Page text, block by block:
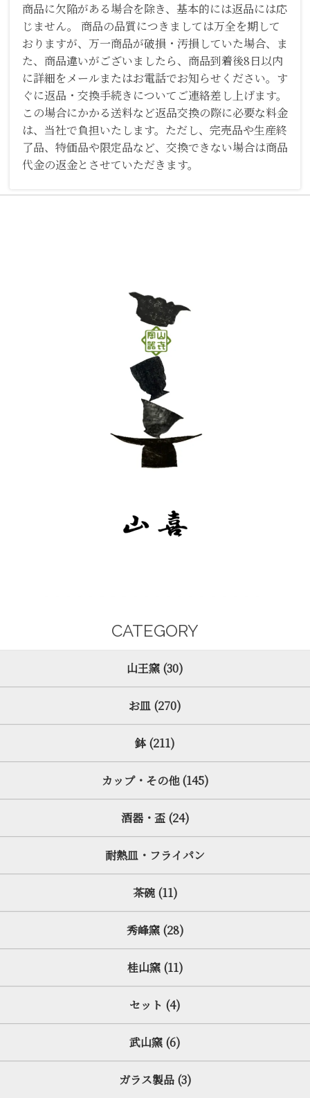
商品に欠陥がある場合を除き、基本的には返品には応
じません。 商品の品質につきましては万全を期して
おりますが、万一商品が破損・汚損していた場合、ま
た、商品違いがございましたら、商品到着後8日以内
に詳細をメールまたはお電話でお知らせください。す
ぐに返品・交換手続きについてご連絡差し上げます。
この場合にかかる送料など返品交換の際に必要な料金
は、当社で負担いたします。ただし、完売品や生産終
了品、特価品や限定品など、交換できない場合は商品
代金の返金とさせていただきます。
CATEGORY
山王窯 (30)
お皿 (270)
鉢 (211)
カップ・その他 (145)
酒器・盃 (24)
耐熱皿・フライパン
茶碗 (11)
秀峰窯 (28)
桂山窯 (11)
セット (4)
武山窯 (6)
ガラス製品 (3)